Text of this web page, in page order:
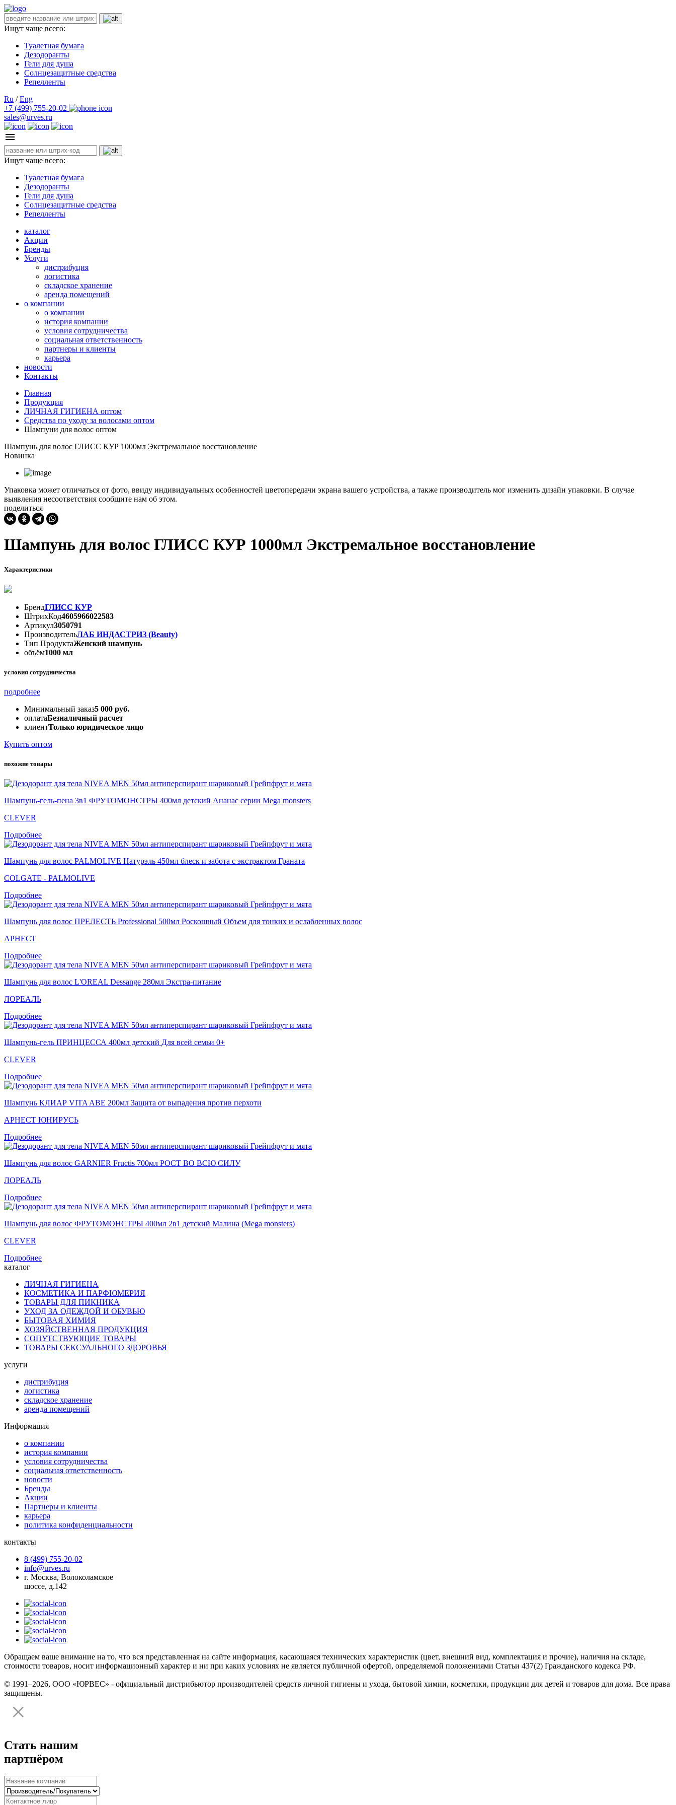
Ищут чаще всего:
Туалетная бумага
Дезодоранты
Гели для душа
Солнцезащитные средства
Репелленты
Ru / Eng
+7 (499) 755-20-02
sales@urves.ru
Ищут чаще всего:
Туалетная бумага
Дезодоранты
Гели для душа
Солнцезащитные средства
Репелленты
каталог
Акции
Бренды
Услуги
дистрибуция
логистика
складское хранение
аренда помещений
о компании
о компании
история компании
условия сотрудничества
социальная ответственность
партнеры и клиенты
карьера
новости
Контакты
Главная
Продукция
ЛИЧНАЯ ГИГИЕНА оптом
Средства по уходу за волосами оптом
Шампуни для волос оптом
Шампунь для волос ГЛИСС КУР 1000мл Экстремальное восстановление
Новинка
Упаковка может отличаться от фото, ввиду индивидуальных особенностей цветопередачи экрана вашего устройства, а также производитель мог изменить дизайн упаковки. В случае
выявления несоответствия сообщите нам об этом.
поделиться
Шампунь для волос ГЛИСС КУР 1000мл Экстремальное восстановление
Характеристики
БрендГЛИСС КУР
ШтрихКод4605966022583
Артикул3050791
ПроизводительЛАБ ИНДАСТРИЗ (Beauty)
Тип ПродуктаЖенский шампунь
объём1000 мл
условия сотрудничества
подробнее
Минимальный заказ5 000 руб.
оплатаБезналичный расчет
клиентТолько юридическое лицо
Купить оптом
похожие товары
Шампунь-гель-пена 3в1 ФРУТОМОНСТРЫ 400мл детский Ананас серии Mega monsters
CLEVER
Подробнее
Шампунь для волос PALMOLIVE Натурэль 450мл блеск и забота с экстрактом Граната
COLGATE - PALMOLIVE
Подробнее
Шампунь для волос ПРЕЛЕСТЬ Professional 500мл Роскошный Объем для тонких и ослабленных волос
АРНЕСТ
Подробнее
Шампунь для волос L'OREAL Dessange 280мл Экстра-питание
ЛОРЕАЛЬ
Подробнее
Шампунь-гель ПРИНЦЕССА 400мл детский Для всей семьи 0+
CLEVER
Подробнее
Шампунь КЛИАР VITA ABE 200мл Защита от выпадения против перхоти
АРНЕСТ ЮНИРУСЬ
Подробнее
Шампунь для волос GARNIER Fructis 700мл РОСТ ВО ВСЮ СИЛУ
ЛОРЕАЛЬ
Подробнее
Шампунь для волос ФРУТОМОНСТРЫ 400мл 2в1 детский Малина (Mega monsters)
CLEVER
Подробнее
каталог
ЛИЧНАЯ ГИГИЕНА
КОСМЕТИКА И ПАРФЮМЕРИЯ
ТОВАРЫ ДЛЯ ПИКНИКА
УХОД ЗА ОДЕЖДОЙ И ОБУВЬЮ
БЫТОВАЯ ХИМИЯ
ХОЗЯЙСТВЕННАЯ ПРОДУКЦИЯ
СОПУТСТВУЮЩИЕ ТОВАРЫ
ТОВАРЫ СЕКСУАЛЬНОГО ЗДОРОВЬЯ
услуги
дистрибуция
логистика
складское хранение
аренда помещений
Информация
о компании
история компании
условия сотрудничества
социальная ответственность
новости
Бренды
Акции
Партнеры и клиенты
карьера
политика конфиденциальности
контакты
8 (499) 755-20-02
info@urves.ru
г. Москва, Волоколамское
шоссе, д.142
Обращаем ваше внимание на то, что вся представленная на сайте информация, касающаяся технических характеристик (цвет, внешний вид, комплектация и прочие), наличия на складе,
стоимости товаров, носит информационный характер и ни при каких условиях не является публичной офертой, определяемой положениями Статьи 437(2) Гражданского кодекса РФ.
© 1991–2026, ООО «ЮРВЕС» - официальный дистрибьютор производителей средств личной гигиены и ухода, бытовой химии, косметики, продукции для детей и товаров для дома. Все права
защищены.
Стать нашим
партнёром